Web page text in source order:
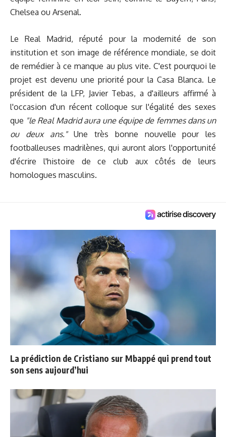
Chelsea ou Arsenal.
Le Real Madrid, réputé pour la modernité de son
institution et son image de référence mondiale, se doit
de remédier à ce manque au plus vite. C'est pourquoi le
projet est devenu une priorité pour la Casa Blanca. Le
président de la LFP, Javier Tebas, a d'ailleurs affirmé à
l'occasion d'un récent colloque sur l'égalité des sexes
que "le Real Madrid aura une équipe de femmes dans un
ou deux ans."Une très bonne nouvelle pour les
footballeuses madrilènes, qui auront alors l'opportunité
d'écrire l'histoire de ce club aux côtés de leurs
homologues masculins.
La prédiction de Cristiano sur Mbappé qui prend tout
son sens aujourd’hui